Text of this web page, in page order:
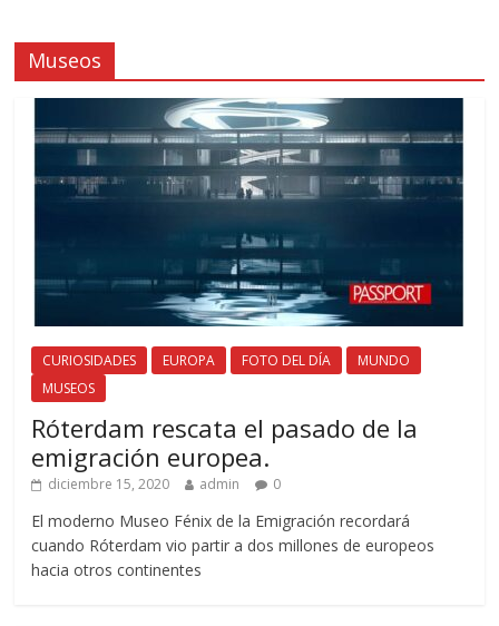
Museos
CURIOSIDADES EUROPA FOTO DEL DÍA
MUNDO
MUSEOS
Róterdam rescata el pasado de la
emigración europea.
diciembre 15, 2020 admin 0
El moderno Museo Fénix de la Emigración recordará
cuando Róterdam vio partir a dos millones de europeos
hacia otros continentes